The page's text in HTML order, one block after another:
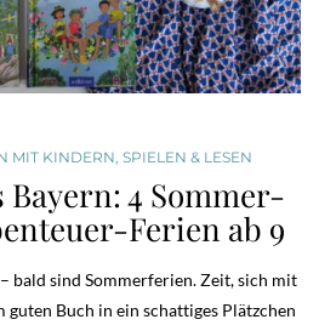
MIT KINDERN, SPIELEN & LESEN
Bayern: 4 Sommer-
Ferien ab 9
bald sind Sommerferien. Zeit, sich mit
Buch in ein schattiges Plätzchen